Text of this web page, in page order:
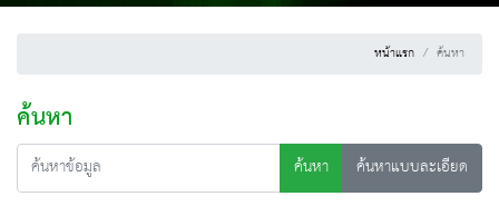
หน้าแรก ค้นหา
ค้นหา
ค้นหา
ค้นหาแบบละเอียด